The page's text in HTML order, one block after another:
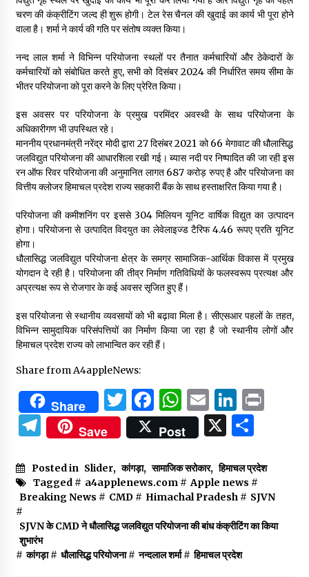
चरण की कंक्रीटिंग जल्द ही शुरू होगी। टेल रेस चैनल की खुदाई का कार्य भी पूरा होने
वाला है। शर्मा ने कार्य की गति पर संतोष व्यक्त किया।
नन्द लाल शर्मा ने विभिन्न परियोजना स्थलों पर तैनात कर्मचारियों और ठेकेदारों के
कर्मचारियों को संबोधित करते हुए, सभी को दिसंबर 2024 की निर्धारित समय सीमा के
भीतर परियोजना को पूरा करने के लिए प्रेरित किया।
इस अवसर पर परियोजना के प्रमुख परमिंदर अवस्थी के साथ परियोजना के
अधिकारीगण भी उपस्थि‍त रहे।
माननीय प्रधानमंत्री नरेंद्र मोदी द्वारा 27 दिसंबर 2021 को 66 मेगावाट की धौलासिद्ध
जलविद्युत परियोजना की आधारशिला रखी गई। ब्यास नदी पर निष्पादित की जा रही इस
रन ऑफ रिवर परियोजना की अनुमानित लागत 687 करोड़ रुपए है और परियोजना का
वित्तीय क्लोजर हिमाचल प्रदेश राज्य सहकारी बैंक के साथ हस्ताक्षरित किया गया है।
परियोजना की कमीशनिंग पर इससे 304 मिलियन यूनिट वार्षिक विद्युत का उत्पादन
होगा। परियोजना से उत्पादित विदयुत का लेवेलाइज्ड टैरिफ 4.46 रूपए प्रति यूनिट
होगा।
धौलासिद्ध जलविद्युत परियोजना क्षेत्र के समग्र सामाजिक-आर्थिक विकास में प्रमुख
योगदान दे रही है। परियोजना की तीव्र निर्माण गतिविधियों के फलस्वरूप प्रत्यक्ष और
अप्रत्यक्ष रूप से रोजगार के कई अवसर सृजित हुए हैं।
इस परियोजना से स्थानीय व्यवसायों को भी बढ़ावा मिला है। सीएसआर पहलों के तहत,
विभिन्न सामुदायिक परिसंपत्तियों का निर्माण किया जा रहा है जो स्थानीय लोगों और
हिमाचल प्रदेश राज्य को लाभान्वित कर रही हैं।
Share from A4appleNews:
Share Twitter
Facebook
WhatsApp
Email
Telegram
Save Post X
Posted in Slider, कांगड़ा, सामाजिक सरोकार, हिमाचल प्रदेश
Tagged # a4applenews.com# Apple news #
Breaking News # CMD# Himachal Pradesh# SJVN
#
SJVN के CMD ने धौलासिद्ध जलविद्युत परियोजना की बांध कंक्रीटिंग का किया
शुभारंभ
# कांगड़ा# धौलासिद्ध परियोजना# नन्दलाल शर्मा# हिमाचल प्रदेश